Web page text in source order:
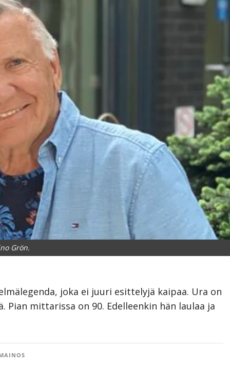
Grön.
joka ei juuri esittelyjä kaipaa. Ura on
Pian mittarissa on 90. Edelleenkin hän laulaa ja